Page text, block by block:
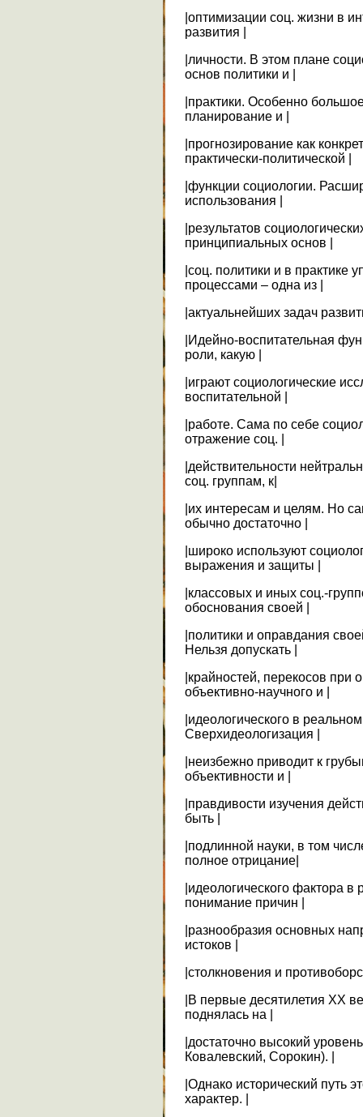
|оптимизации соц. жизни в
развития |
|личности. В этом плане
основ политики и |
|практики. Особенно
планирование и |
|прогнозирование как
практически-политической |
|функции социологии.
использования |
|результатов
принципиальных основ |
|соц. политики и в
процессами – одна из |
|актуальнейших задач
|Идейно-воспитательная
роли, какую |
|играют социологические
воспитательной |
|работе. Сама по себе
отражение соц. |
|действительности
соц. группам, к|
|их интересам и целям. Но
обычно достаточно |
|широко используют
выражения и защиты |
|классовых и иных соц.-
обоснования своей |
|политики и оправдания
Нельзя допускать |
|крайностей, перекосов
объективно-научного и |
|идеологического в
Сверхидеологизация |
|неизбежно приводит к
объективности и |
|правдивости изучения
быть |
|подлинной науки, в том
полное отрицание|
|идеологического фактора в
понимание причин |
|разнообразия основных
истоков |
|столкновения и
|В первые десятилетия XX
поднялась на |
|достаточно высокий
Ковалевский, Сорокин). |
|Однако исторический путь
характер. |